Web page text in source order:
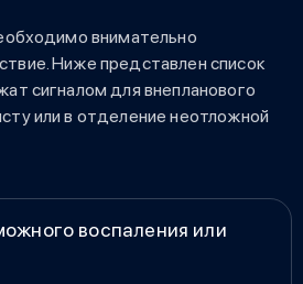
внимательно
Ниже представлен список
сигналом для внепланового
или в отделение неотложной
воспаления или